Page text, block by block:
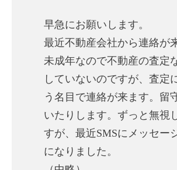
早急にお願いします。
最近不動産会社から連絡が
未成年なので不動産の査定
していないのですが、査定
う名目で連絡が来ます。留
いたりします。ずっと無視
すが、最近SMSにメッセー
になりました。